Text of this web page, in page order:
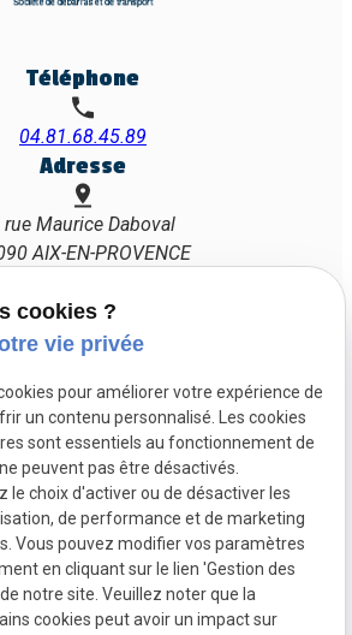
Téléphone
04.81.68.45.89
Adresse
rue Maurice Daboval
AIX-EN-PROVENCE
Vendredi : 08h00 - 19h30
Suivez-nous
de
Gestion
des
cookies
Plan du
site
cookies ?
vie privée
pour améliorer votre expérience de
un contenu personnalisé. Les cookies
sont essentiels au fonctionnement de
peuvent pas être désactivés.
le choix d'activer ou de désactiver les
de performance et de marketing
Vous pouvez modifier vos paramètres
en cliquant sur le lien 'Gestion des
notre site. Veuillez noter que la
cookies peut avoir un impact sur